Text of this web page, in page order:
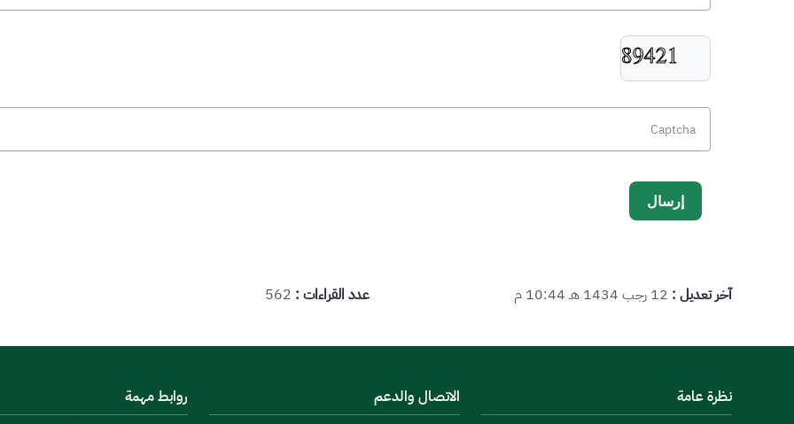
آخر تعديل : 12 رجب 1434 هـ 10:44 م عدد القراءات : 562
نظرة عامة الاتصال والدعم روابط مهمة